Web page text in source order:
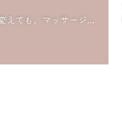
えても、マッサージを